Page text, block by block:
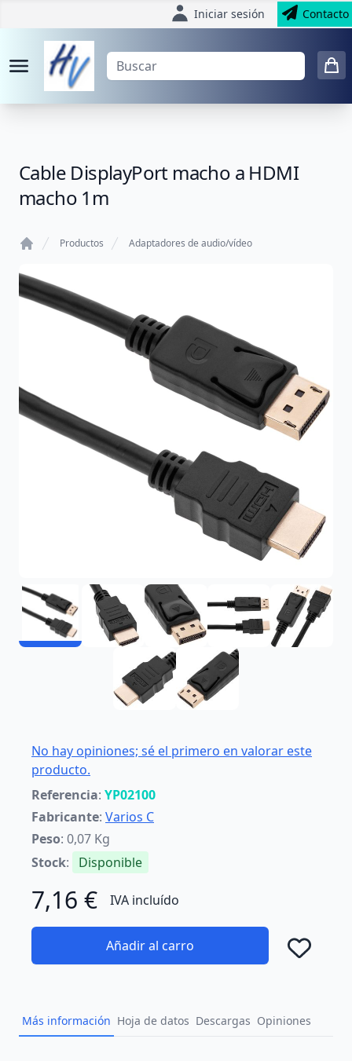
Iniciar sesión Contacto
Cable DisplayPort macho a HDMI
macho 1m
Productos Adaptadores de audio/vídeo
No hay opiniones; sé el primero en valorar este
producto.
Referencia: YP02100
Fabricante: Varios C
Peso: 0,07 Kg
Stock: Disponible
7,16 € IVA incluído
Añadir al carro
Más información Hoja de datos Descargas Opiniones